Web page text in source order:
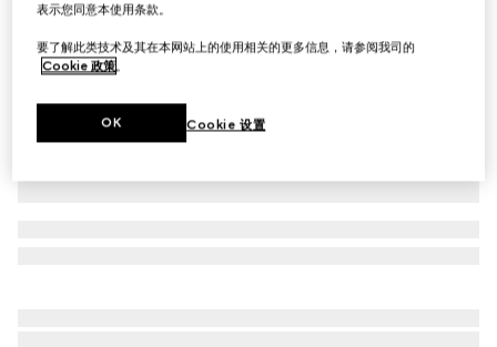
表示您同意本使用条款。
要了解此类技术及其在本网站上的使用相关的更多信息，请参阅我司的
Cookie 政策。
Cookie 设置
OK